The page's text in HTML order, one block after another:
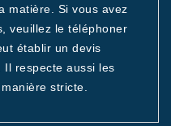
matière. Si vous avez
veuillez le téléphoner
établir un devis
respecte aussi les
stricte.